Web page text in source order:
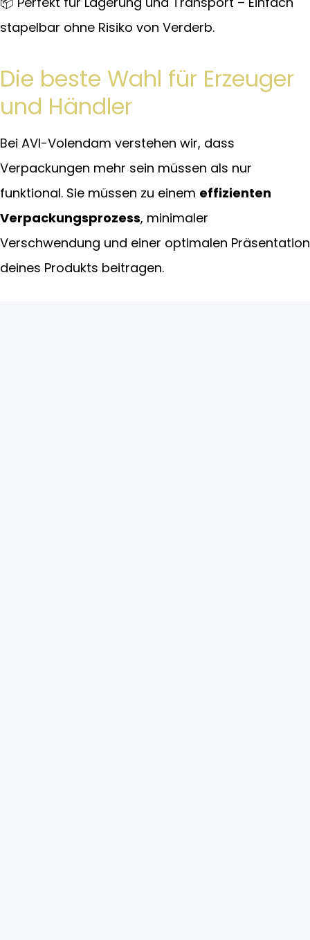
stapelbar ohne Risiko von Verderb.
Die beste Wahl für Erzeuger
und Händler
Bei AVI-Volendam verstehen wir, dass
Verpackungen mehr sein müssen als nur
funktional. Sie müssen zu einem effizienten
Verpackungsprozess, minimaler
Verschwendung und einer optimalen Präsentation
deines Produkts beitragen.